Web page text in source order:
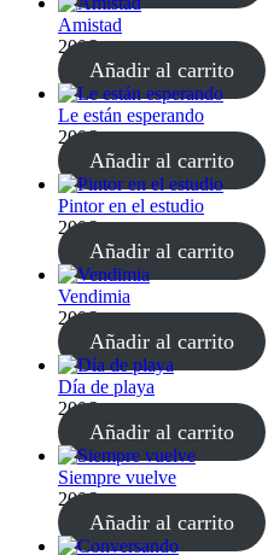
Amistad
200€
Añadir al carrito
Le están esperando
200€
Añadir al carrito
Pintor en el estudio
200€
Añadir al carrito
Vendimia
200€
Añadir al carrito
Día de playa
200€
Añadir al carrito
Siempre vuelve
200€
Añadir al carrito